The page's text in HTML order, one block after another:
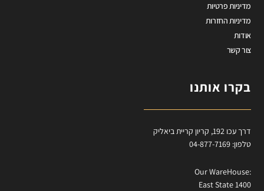
מדיניות פרטיות
מדיניות החזרות
אודות
צור קשר
בקרו אותנו
דרך עכו 192, קריון קריית ביאליק
טלפון: 04-877-7169
:Our WareHouse
East State 1400